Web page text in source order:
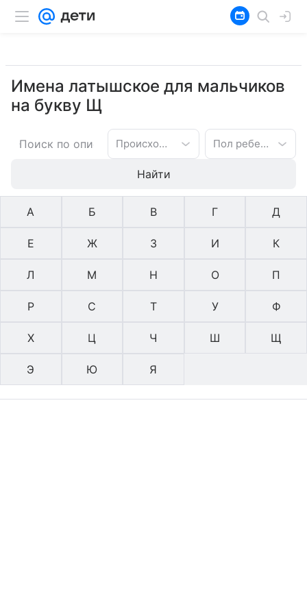
Имена латышское для мальчиков
на букву Щ
Происхождение имени Пол ребенка
Найти
А Б В Г Д
Е Ж З И К
Л М Н О П
Р С Т У Ф
Х Ц Ч Ш Щ
Э Ю Я